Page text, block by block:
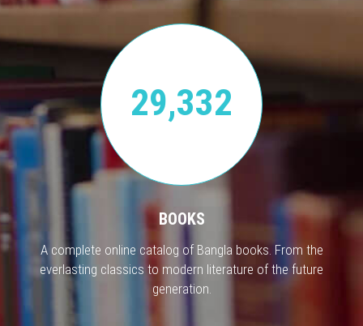
29,332
BOOKS
A complete online catalog of Bangla books. From the
everlasting classics to modern literature of the future
generation.